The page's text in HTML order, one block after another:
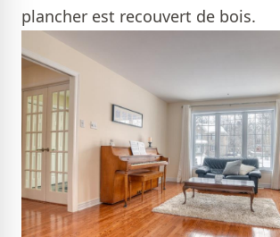
plancher est recouvert de bois.